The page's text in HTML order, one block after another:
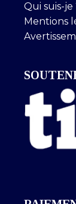
Qui suis-je
Mentions